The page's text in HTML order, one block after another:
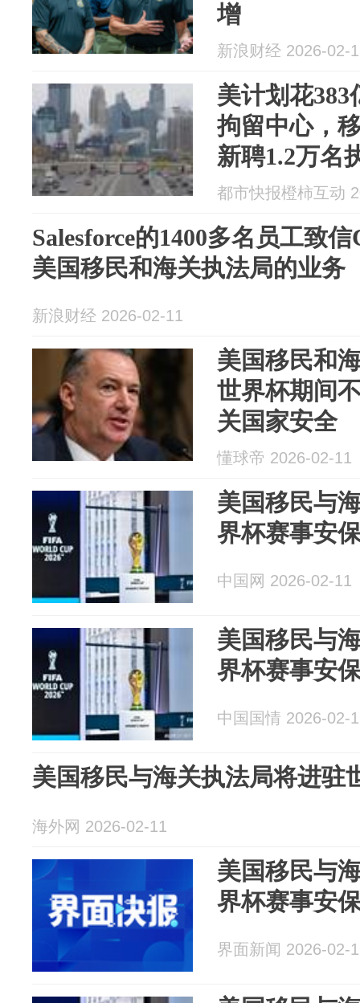
增
新浪财经 2026-02-
美计划花
拘留中心，
新聘1.2万名
都市快报橙柿互动
Salesforce的1400多名员工致
美国移民和海关执法局的业务
新浪财经 2026-02-11
美国移民和
世界杯期间
关国家安全
懂球帝 2026-02-11
美国移民与
界杯赛事安
中国网 2026-02-11
美国移民与
界杯赛事安
中国国情 2026-02-
美国移民与海关执法局将进驻
海外网 2026-02-11
美国移民与
界杯赛事安
界面新闻 2026-02-